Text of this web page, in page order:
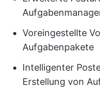
Voreingestellte
Aufgabenpakete
Intelligenter
Erstellung von